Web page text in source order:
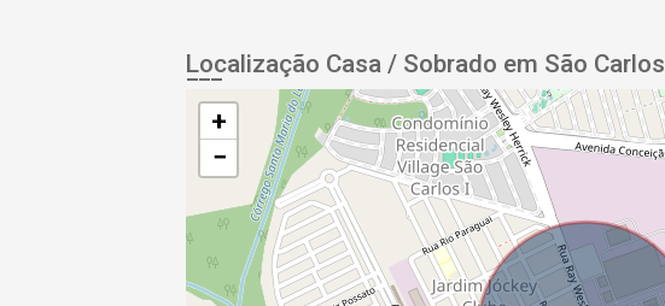
Localização Casa / Sobrado em São Carlos
+
−